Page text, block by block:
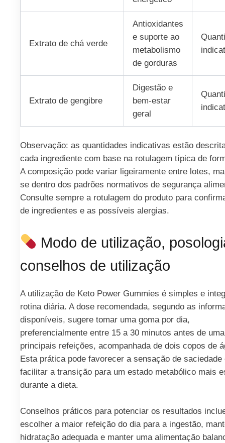
Extrato de chá verde
Antioxidantes
e suporte ao
metabolismo
de gorduras
Extrato de gengibre
Digestão e
bem-estar
geral
Observação: as quantidades indicativas estão
cada ingrediente com base na rotulagem típica de
A composição pode variar ligeiramente entre lotes,
se dentro dos padrões normativos de segurança
Consulte sempre a rotulagem do produto para
de ingredientes e as possíveis alergias.
Modo de utilização,
conselhos de utilização
A utilização de Keto Power Gummies é simples e
rotina diária. A dose recomendada, segundo as
disponíveis, sugere tomar uma goma por dia,
preferencialmente entre 15 a 30 minutos antes de
principais refeições, acompanhada de dois copos de
Esta prática pode favorecer a sensação de saciedade
facilitar a transição para um estado metabólico mais
durante a dieta.
Conselhos práticos para potenciar os resultados
escolher a maior refeição do dia para a ingestão,
hidratação adequada e manter uma alimentação